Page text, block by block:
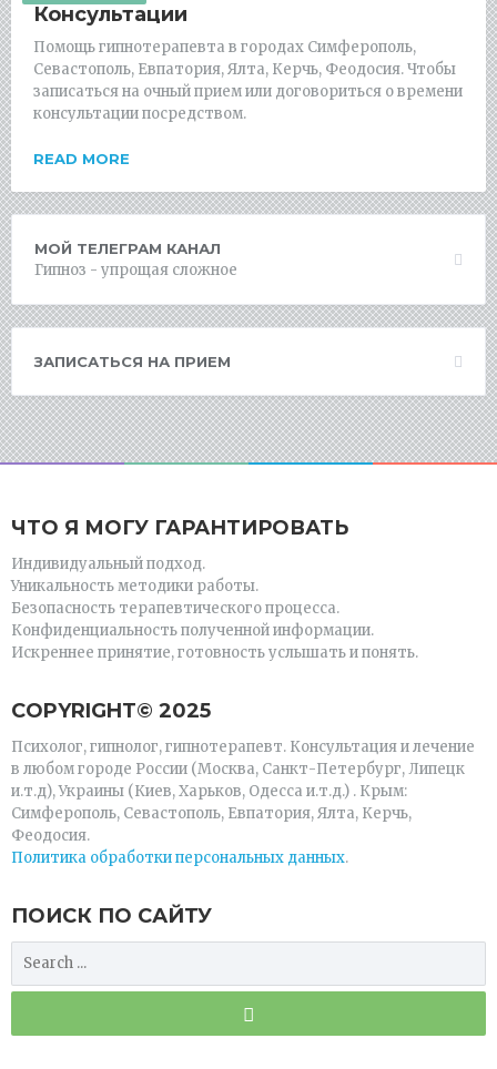
Консультации
Помощь гипнотерапевта в городах Симферополь,
Севастополь, Евпатория, Ялта, Керчь, Феодосия. Чтобы
записаться на очный прием или договориться о времени
консультации посредством.
READ MORE
МОЙ ТЕЛЕГРАМ КАНАЛ
Гипноз - упрощая сложное
ЗАПИСАТЬСЯ НА ПРИЕМ
ЧТО Я МОГУ ГАРАНТИРОВАТЬ
Индивидуальный подход.
Уникальность методики работы.
Безопасность терапевтического процесса.
Конфиденциальность полученной информации.
Искреннее принятие, готовность услышать и понять.
СOPYRIGHT© 2025
Психолог, гипнолог, гипнотерапевт. Консультация и лечение
в любом городе России (Москва, Санкт-Петербург, Липецк
и.т.д), Украины (Киев, Харьков, Одесса и.т.д.) . Крым:
Симферополь, Севастополь, Евпатория, Ялта, Керчь,
Феодосия.
Политика обработки персональных данных.
ПОИСК ПО САЙТУ